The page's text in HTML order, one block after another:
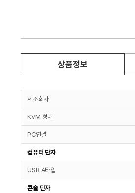
상품정보
제조회사
KVM 형태
PC연결
컴퓨터 단자
USB A타입
콘솔 단자